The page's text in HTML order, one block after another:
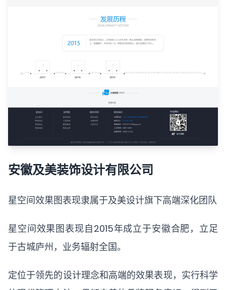
安徽及美装饰设计有限公司
星空间效果图表现隶属于及美设计旗下高端深化团队
星空间效果图表现自2015年成立于安徽合肥，立足
于古城庐州，业务辐射全国。
定位于领先的设计理念和高端的效果表现，实行科学